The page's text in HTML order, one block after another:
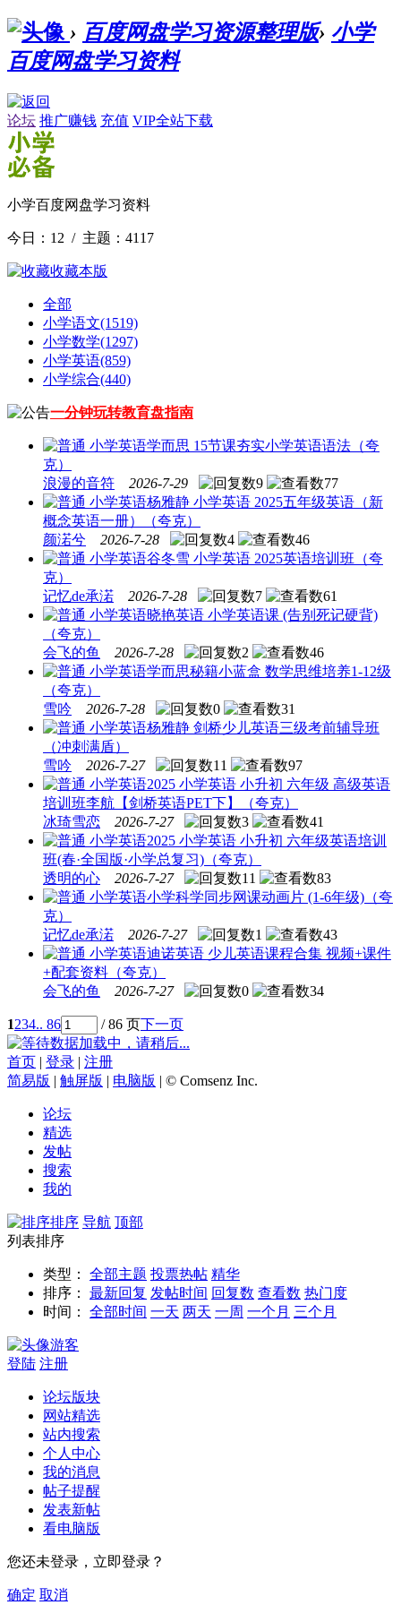
› 百度网盘学习资源整理版› 小学
百度网盘学习资料
论坛 推广赚钱 充值 VIP全站下载
小学百度网盘学习资料
今日：12 / 主题：4117
收藏本版
全部
小学语文(1519)
小学数学(1297)
小学英语(859)
小学综合(440)
一分钟玩转教育盘指南
小学英语学而思 15节课夯实小学英语语法（夸
克）
浪漫的音符
2026-7-29 9
77
小学英语杨雅静 小学英语 2025五年级英语（新
概念英语一册）（夸克）
颜渃兮
2026-7-28 4
46
小学英语谷冬雪 小学英语 2025英语培训班（夸
克）
记忆de承渃
2026-7-28 7
61
小学英语晓艳英语 小学英语课 (告别死记硬背)
（夸克）
会飞的鱼
2026-7-28 2
46
小学英语学而思秘籍小蓝盒 数学思维培养1-12级
（夸克）
雪吟
2026-7-28 0
31
小学英语杨雅静 剑桥少儿英语三级考前辅导班
（冲刺满盾）
雪吟
2026-7-27 11
97
小学英语2025 小学英语 小升初 六年级 高级英语
培训班李航【剑桥英语PET下】（夸克）
冰琦雪恋
2026-7-27 3
41
小学英语2025 小学英语 小升初 六年级英语培训
班(春·全国版·小学总复习)（夸克）
透明的心
2026-7-27 11
83
小学英语小学科学同步网课动画片 (1-6年级)（夸
克）
记忆de承渃
2026-7-27 1
43
小学英语迪诺英语 少儿英语课程合集 视频+课件
+配套资料（夸克）
会飞的鱼
2026-7-27 0 34
1234.. 86 / 86 页下一页
数据加载中，请稍后...
首页 | 登录 | 注册
简易版 | 触屏版 | 电脑版 | © Comsenz Inc.
论坛
精选
发帖
搜索
我的
排序 导航 顶部
列表排序
类型： 全部主题 投票热帖 精华
排序：
最新回复 发帖时间 回复数 查看数 热门度
时间：
全部时间 一天 两天 一周 一个月 三个月
游客
登陆 注册
论坛版块
网站精选
站内搜索
个人中心
我的消息
帖子提醒
发表新帖
看电脑版
您还未登录，立即登录？
确定 取消